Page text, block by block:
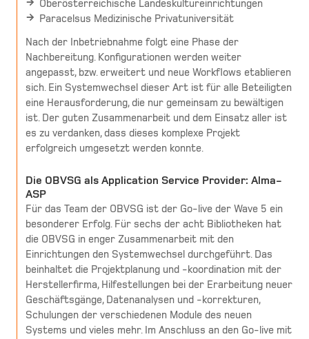
Oberösterreichische Landeskultureinrichtungen
Paracelsus Medizinische Privatuniversität
Nach der Inbetriebnahme folgt eine Phase der
Nachbereitung. Konfigurationen werden weiter
angepasst, bzw. erweitert und neue Workflows etablieren
sich. Ein Systemwechsel dieser Art ist für alle Beteiligten
eine Herausforderung, die nur gemeinsam zu bewältigen
ist. Der guten Zusammenarbeit und dem Einsatz aller ist
es zu verdanken, dass dieses komplexe Projekt
erfolgreich umgesetzt werden konnte.
Die OBVSG als Application Service Provider: Alma-
ASP
Für das Team der OBVSG ist der Go-live der Wave 5 ein
besonderer Erfolg. Für sechs der acht Bibliotheken hat
die OBVSG in enger Zusammenarbeit mit den
Einrichtungen den Systemwechsel durchgeführt. Das
beinhaltet die Projektplanung und -koordination mit der
Herstellerfirma, Hilfestellungen bei der Erarbeitung neuer
Geschäftsgänge, Datenanalysen und -korrekturen,
Schulungen der verschiedenen Module des neuen
Systems und vieles mehr. Im Anschluss an den Go-live mit